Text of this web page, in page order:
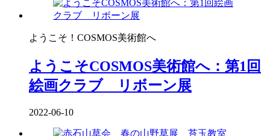
ようこそ！COSMOS美術館へ
ようこそCOSMOS美術館へ：第1回
絵画クラブ リボーン展
2022-06-10